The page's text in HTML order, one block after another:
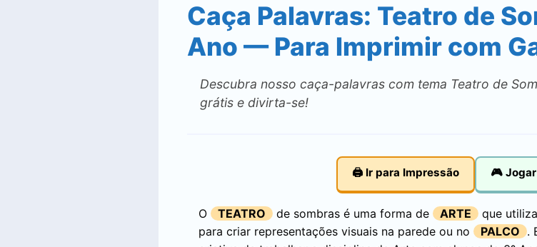
Caça Palavras: Teatro de
Ano — Para Imprimir com
Descubra nosso caça-palavras com tema Teatro de
grátis e divirta-se!
🖨️ Ir para Impressão 🎮
O TEATRO de sombras é uma forma de ARTE que utiliza
para criar representações visuais na parede ou no
PALCO .